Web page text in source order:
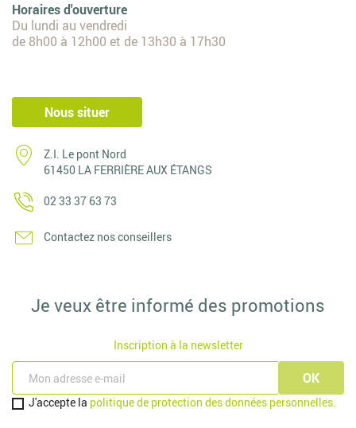
Horaires d'ouverture
Du lundi au vendredi
de 8h00 à 12h00 et de 13h30 à 17h30
Nous situer
Z.I. Le pont Nord
61450 LA FERRIÈRE AUX ÉTANGS
02 33 37 63 73
Contactez nos conseillers
Je veux être informé des promotions
Inscription à la newsletter
J'accepte la politique de protection des données personnelles.